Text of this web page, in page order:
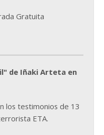
Gratuita
de Iñaki Arteta en
los testimonios de 13
ETA.